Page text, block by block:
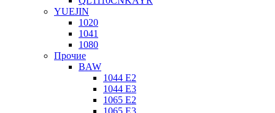
YUEJIN
1020
1041
1080
Прочие
BAW
1044 E2
1044 E3
1065 E2